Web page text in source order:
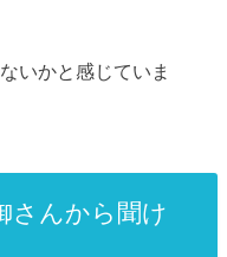
いかと感じていま
さんから聞け